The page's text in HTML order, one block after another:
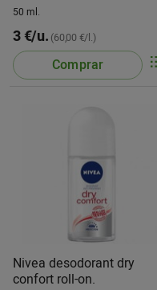
50 ml.
3 €/u. (60,00 €/l.)
Comprar
Nivea desodorant dry
confort roll-on.